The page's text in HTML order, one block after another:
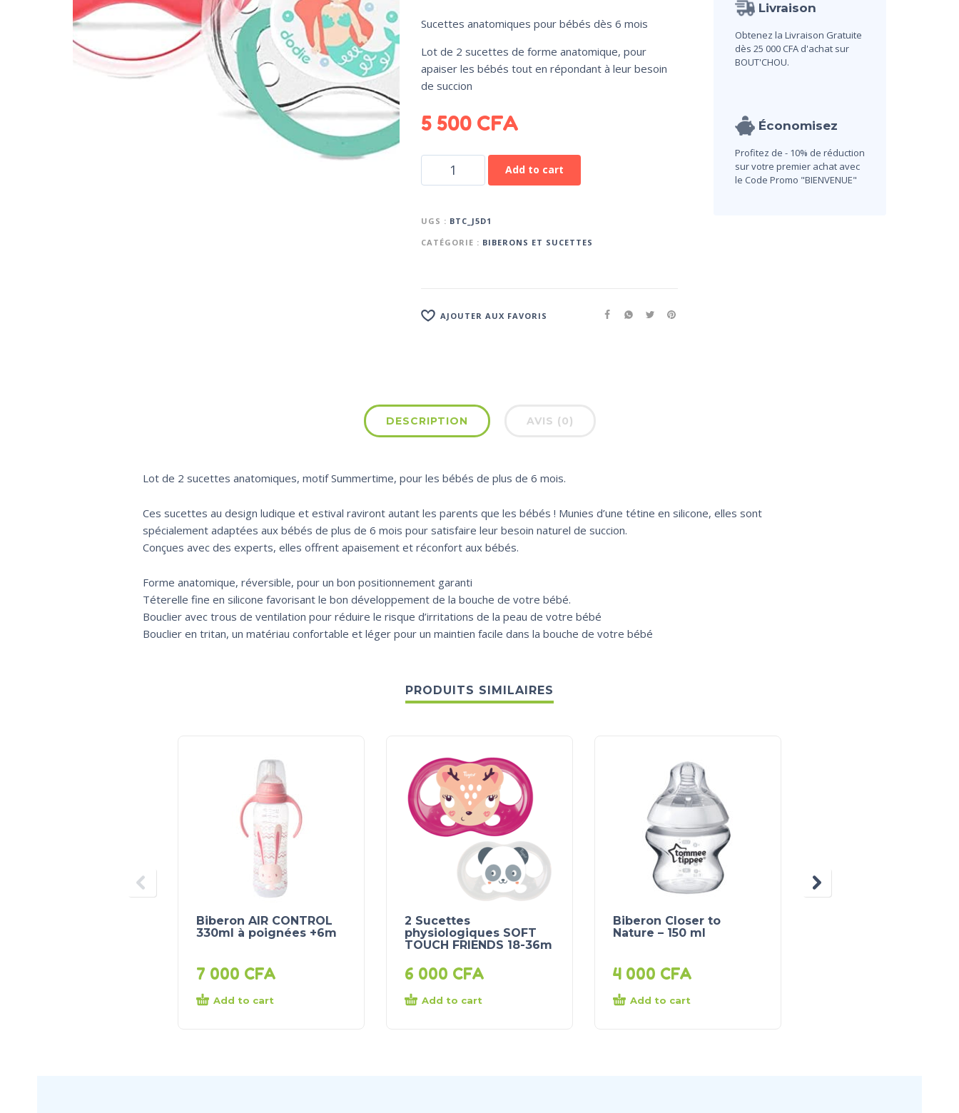
Sucettes anatomiques pour bébés dès 6 mois
Lot de 2 sucettes de forme anatomique, pour
apaiser les bébés tout en répondant à leur besoin
de succion
5 500 CFA
Add to cart
UGS : BTC_J5D1
CATÉGORIE : BIBERONS ET SUCETTES
AJOUTER AUX FAVORIS
Livraison
Obtenez la Livraison Gratuite
dès 25 000 CFA d'achat sur
BOUT'CHOU.
Économisez
Profitez de - 10% de réduction
sur votre premier achat avec
le Code Promo "BIENVENUE"
DESCRIPTION AVIS (0)
Lot de 2 sucettes anatomiques, motif Summertime, pour les bébés de plus de 6 mois.
Ces sucettes au design ludique et estival raviront autant les parents que les bébés ! Munies d’une tétine en silicone, elles sont
spécialement adaptées aux bébés de plus de 6 mois pour satisfaire leur besoin naturel de succion.
Conçues avec des experts, elles offrent apaisement et réconfort aux bébés.
Forme anatomique, réversible, pour un bon positionnement garanti
Téterelle fine en silicone favorisant le bon développement de la bouche de votre bébé.
Bouclier avec trous de ventilation pour réduire le risque d’irritations de la peau de votre bébé
Bouclier en tritan, un matériau confortable et léger pour un maintien facile dans la bouche de votre bébé
PRODUITS SIMILAIRES
Biberon AIR CONTROL
330ml à poignées +6m
7 000 CFA
Add to cart
2 Sucettes
physiologiques SOFT
TOUCH FRIENDS 18-36m
6 000 CFA
Add to cart
Biberon Closer to
Nature – 150 ml
4 000 CFA
Add to cart